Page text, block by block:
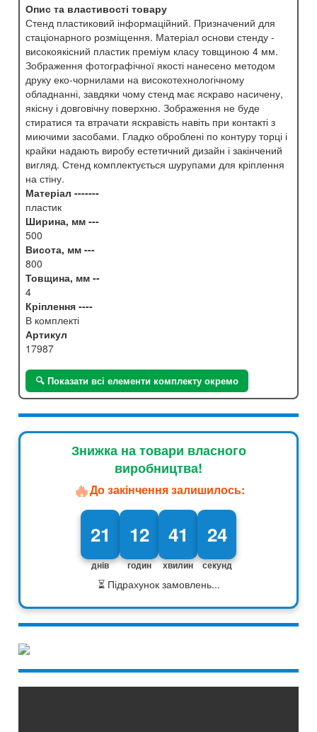
Опис та властивості товару
Стенд пластиковий інформаційний. Призначений для
стаціонарного розміщення. Матеріал основи стенду -
високоякісний пластик преміум класу товщиною 4 мм.
Зображення фотографічної якості нанесено методом
друку еко-чорнилами на високотехнологічному
обладнанні, завдяки чому стенд має яскраво насичену,
якісну і довговічну поверхню. Зображення не буде
стиратися та втрачати яскравість навіть при контакті з
миючими засобами. Гладко оброблені по контуру торці і
крайки надають виробу естетичний дизайн і закінчений
вигляд. Стенд комплектується шурупами для кріплення
на стіну.
Матеріал -------
пластик
Ширина, мм ---
500
Висота, мм ---
800
Товщина, мм --
4
Кріплення ----
В комплекті
Артикул
17987
🔍 Показати всі елементи комплекту окремо
Знижка на товари власного
виробництва!
🔥До закінчення залишилось:
21
днів
12
годин
41
хвилин
23
секунд
⏳ Підрахунок замовлень...